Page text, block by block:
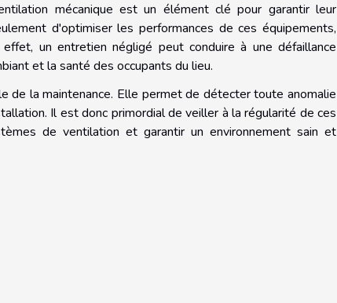
mécanique est un élément clé pour garantir leur
d'optimiser les performances de ces équipements,
un entretien négligé peut conduire à une défaillance
et la santé des occupants du lieu.
de la maintenance. Elle permet de détecter toute anomalie
Il est donc primordial de veiller à la régularité de ces
de ventilation et garantir un environnement sain et